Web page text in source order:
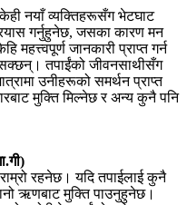
नयाँ व्यक्तिहरूसँग भेटघाट
गर्नुहुनेछ, जसका कारण मन
महत्त्वपूर्ण जानकारी प्राप्त गर्न
तपाईंको जीवनसाथीसँग
उनीहरूको समर्थन प्राप्त
मुक्ति मिल्नेछ र अन्य कुनै पनि
रहनेछ। यदि तपाईलाई कुनै
ऋणबाट मुक्ति पाउनुहुनेछ।